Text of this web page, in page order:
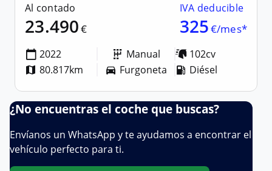
Al contado
23.490€
IVA deducible
325€/mes*
2022 Manual
102cv
80.817km
Furgoneta Diésel
¿No encuentras el coche que buscas?
Envíanos un WhatsApp y te ayudamos a encontrar el
vehículo perfecto para ti.